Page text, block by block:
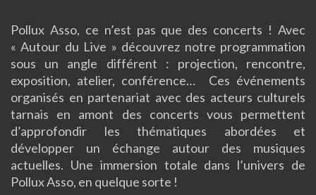
Pollux Asso, ce n’est pas que des concerts ! Avec
« Autour du Live » découvrez notre programmation
sous un angle différent : projection, rencontre,
exposition, atelier, conférence… Ces événements
organisés en partenariat avec des acteurs culturels
tarnais en amont des concerts vous permettent
d’approfondir les thématiques abordées et
développer un échange autour des musiques
actuelles. Une immersion totale dans l’univers de
Pollux Asso, en quelque sorte !